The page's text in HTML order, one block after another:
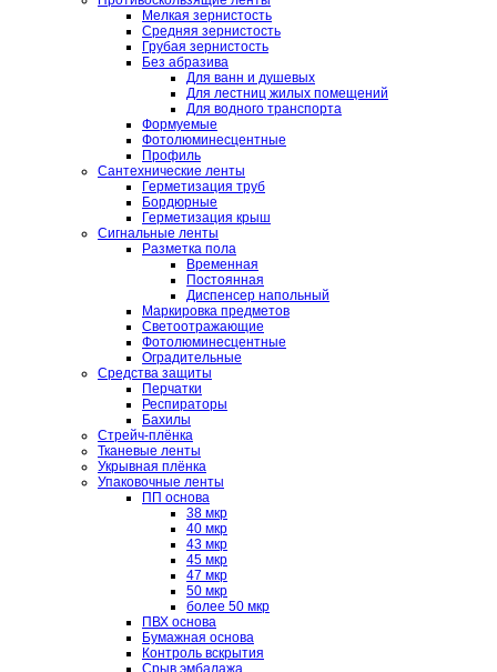
Мелкая зернистость
Средняя зернистость
Грубая зернистость
Без абразива
Для ванн и душевых
Для лестниц жилых помещений
Для водного транспорта
Формуемые
Фотолюминесцентные
Профиль
Сантехнические ленты
Герметизация труб
Бордюрные
Герметизация крыш
Сигнальные ленты
Разметка пола
Временная
Постоянная
Диспенсер напольный
Маркировка предметов
Светоотражающие
Фотолюминесцентные
Оградительные
Средства защиты
Перчатки
Респираторы
Бахилы
Стрейч-плёнка
Тканевые ленты
Укрывная плёнка
Упаковочные ленты
ПП основа
38 мкр
40 мкр
43 мкр
45 мкр
47 мкр
50 мкр
более 50 мкр
ПВХ основа
Бумажная основа
Контроль вскрытия